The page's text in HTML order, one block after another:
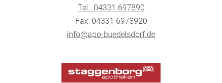
Tel.: 04331 697890
Fax: 04331 6978920
info@apo-buedelsdorf.de